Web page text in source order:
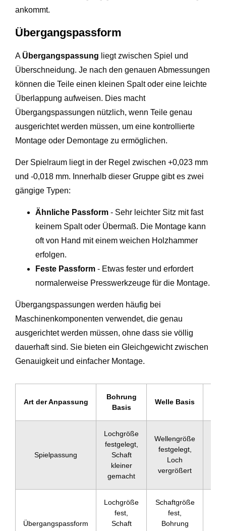
ankommt.
Übergangspassform
A Übergangspassung liegt zwischen Spiel und
Überschneidung. Je nach den genauen Abmessungen
können die Teile einen kleinen Spalt oder eine leichte
Überlappung aufweisen. Dies macht
Übergangspassungen nützlich, wenn Teile genau
ausgerichtet werden müssen, um eine kontrollierte
Montage oder Demontage zu ermöglichen.
Der Spielraum liegt in der Regel zwischen +0,023 mm
und -0,018 mm. Innerhalb dieser Gruppe gibt es zwei
gängige Typen:
Ähnliche Passform - Sehr leichter Sitz mit fast
keinem Spalt oder Übermaß. Die Montage kann
oft von Hand mit einem weichen Holzhammer
erfolgen.
Feste Passform - Etwas fester und erfordert
normalerweise Presswerkzeuge für die Montage.
Übergangspassungen werden häufig bei
Maschinenkomponenten verwendet, die genau
ausgerichtet werden müssen, ohne dass sie völlig
dauerhaft sind. Sie bieten ein Gleichgewicht zwischen
Genauigkeit und einfacher Montage.
Art der Anpassung
Bohrung
Basis
Welle Basis
Spielpassung
Lochgröße
festgelegt,
Schaft
kleiner
gemacht
Wellengröße
festgelegt,
Loch
vergrößert
Übergangspassform
Lochgröße
fest,
Schaft
Schaftgröße
fest,
Bohrung